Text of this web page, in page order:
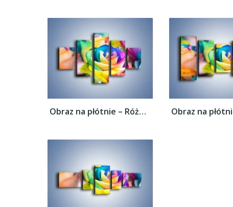
Obraz na płótnie – Róże z każdej strony –...